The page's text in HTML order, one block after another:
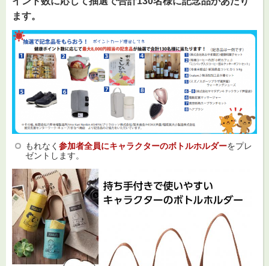
ます。
もれなく 参加者全員にキャラクターのボトルホルダーをプレ
ゼントします。